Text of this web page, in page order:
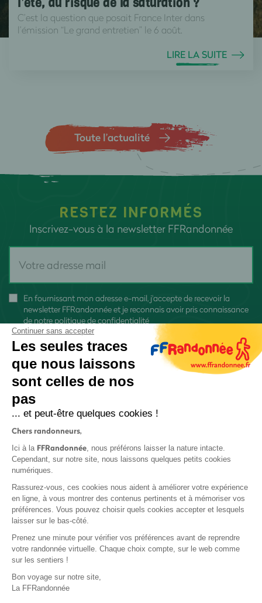
l’été, au risque de la saturation ?
C’est la question que posait France Inter dans
l’émission “Le grand entretien” le 6 août.
LIRE LA SUITE
Toute l’actualité
RESTEZ INFORMÉS
Inscrivez-vous à la newsletter FFRandonnée
En fournissant mon adresse e-mail, j'accepte de recevoir la
newsletter FFRandonnée et je reconnais avoir pris connaissance
de notre politique de confidentialité
Protection des données
Politique de confidentialité
Continuer sans accepter
Les seules traces
que nous laissons
sont celles de nos
pas
... et peut-être quelques cookies !
Chers randonneurs,
Ici à la FFRandonnée, nous préférons laisser la nature intacte.
Cependant, sur notre site, nous laissons quelques petits cookies
numériques.
Rassurez-vous, ces cookies nous aident à améliorer votre expérience
en ligne, à vous montrer des contenus pertinents et à mémoriser vos
préférences. Vous pouvez choisir quels cookies accepter et lesquels
laisser sur le bas-côté.
Prenez une minute pour vérifier vos préférences avant de reprendre
votre randonnée virtuelle. Chaque choix compte, sur le web comme
sur les sentiers !
Bon voyage sur notre site,
La FFRandonnée